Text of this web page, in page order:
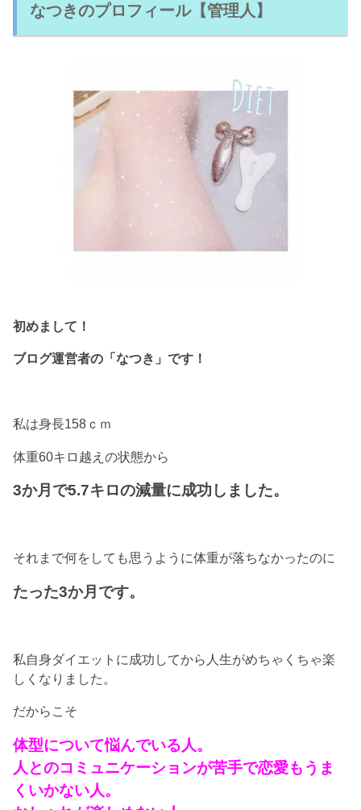
なつきのプロフィール【管理人】
初めまして！
ブログ運営者の「なつき」です！
私は身長158ｃｍ
体重60キロ越えの状態から
3か月で5.7キロの減量に成功しました。
それまで何をしても思うように体重が落ちなかったのに
たった3か月です。
私自身ダイエットに成功してから人生がめちゃくちゃ楽
しくなりました。
だからこそ
体型について悩んでいる人。
人とのコミュニケーションが苦手で恋愛もうま
くいかない人。